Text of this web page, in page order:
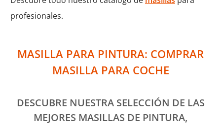
profesionales.
MASILLA PARA PINTURA: COMPRAR
MASILLA PARA COCHE
DESCUBRE NUESTRA SELECCIÓN DE LAS
MEJORES MASILLAS DE PINTURA,